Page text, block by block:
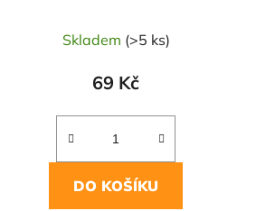
Skladem (>5 ks)
69 Kč
DO KOŠÍKU